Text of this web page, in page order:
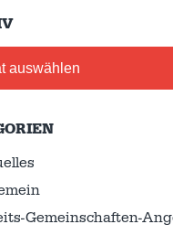
Gemeinschaften-